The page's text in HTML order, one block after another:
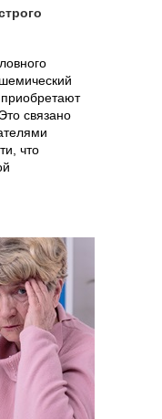
связано
что